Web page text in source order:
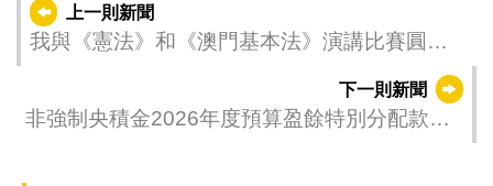
上一則新聞
我與《憲法》和《澳門基本法》演講比賽圓滿
下一則新聞
非強制央積金2026年度預算盈餘特別分配款項